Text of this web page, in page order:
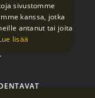
sivustomme
kanssa, jotka
antanut tai joita
lisää